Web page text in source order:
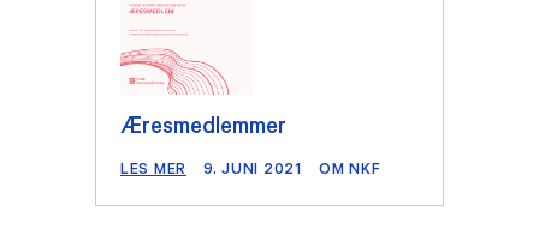
Æresmedlemmer
LES MER 9. JUNI 2021 OM NKF